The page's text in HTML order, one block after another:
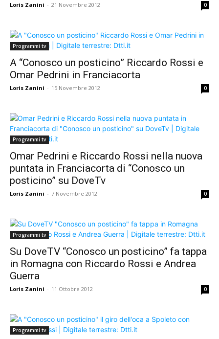
Loris Zanini - 21 Novembre 2012 0
Programmi tv
A “Conosco un posticino” Riccardo Rossi e
Omar Pedrini in Franciacorta
Loris Zanini - 15 Novembre 2012 0
Programmi tv
Omar Pedrini e Riccardo Rossi nella nuova
puntata in Franciacorta di “Conosco un
posticino” su DoveTv
Loris Zanini - 7 Novembre 2012 0
Programmi tv
Su DoveTV “Conosco un posticino” fa tappa
in Romagna con Riccardo Rossi e Andrea
Guerra
Loris Zanini - 11 Ottobre 2012 0
Programmi tv